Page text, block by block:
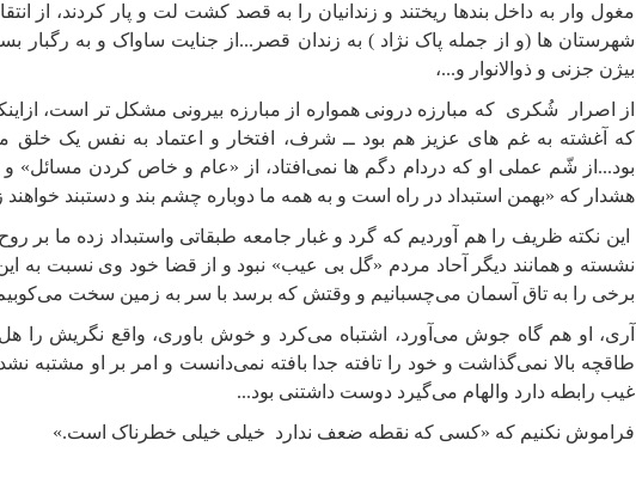
مغول وار به داخل بندها ریختند و زندانیان را به قصد کشت لت و پار کردند، از
بیژن جزنی و ذوالانوار و...،
از اصرار
شُکری که مبارزه درونی همواره از مبارزه بیرونی مشکل تر است،
که آغشته به غم های عزیز هم بود ــ شرف، افتخار و اعتماد به نفس یک خلق
بود...از شّم عملی او که دردام دگم ها نمی‌افتاد، از «عام و خاص کردن مسائل» و
هشدار که «بهمن استبداد در راه است و به همه ما دوباره چشم بند و دستبند خواهند
این نکته ظریف را هم آوردیم که گرد و غبار جامعه طبقاتی واستبداد زده ما بر
نشسته و همانند دیگر آحاد مردم «گل بی عیب» نبود و از قضا خود وی نسبت به
برخی را به تاق آسمان می‌چسبانیم و وقتش که برسد با سر به زمین سخت
آری، او هم گاه جوش می‌آورد، اشتباه می‌کرد و خوش باوری، واقع نگریش را
طاقچه بالا نمی‌گذاشت و خود را تافته جدا بافته نمی‌دانست و امر بر او مشتبه
غیب رابطه دارد والهام می‌گیرد دوست داشتنی بود...
فراموش نکنیم که «کسی که نقطه ضعف ندارد خیلی خیلی خطرناک است.»